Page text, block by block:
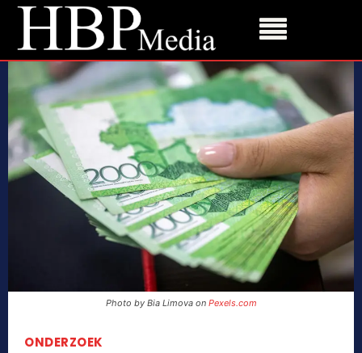
Photo by Bia Limova on Pexels.com
ONDERZOEK